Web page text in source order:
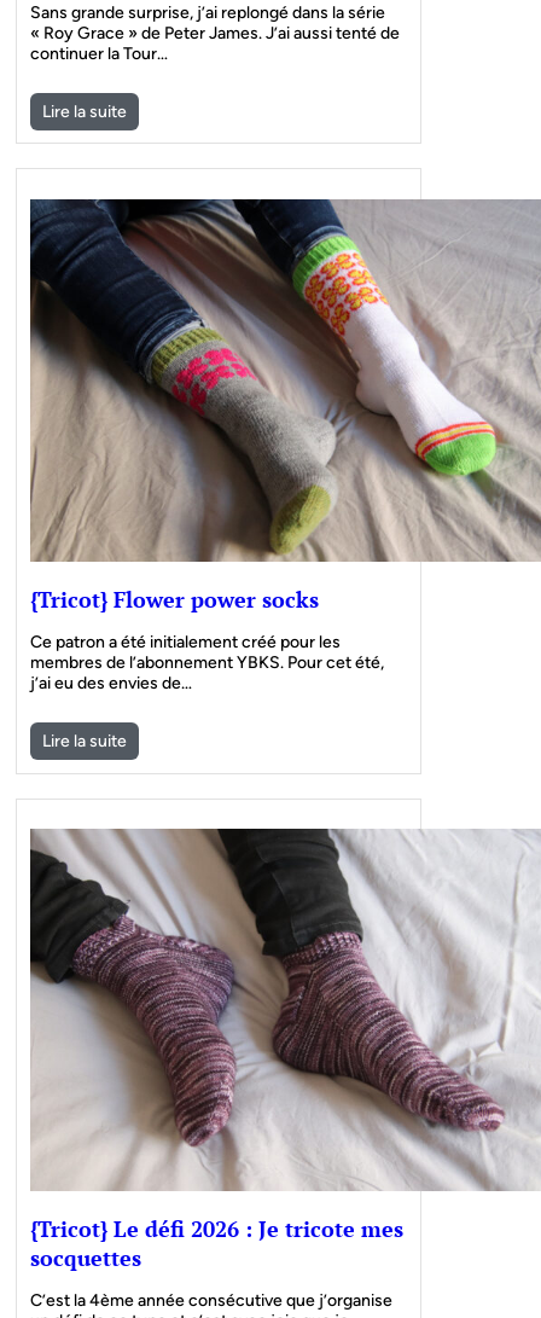
Sans grande surprise, j’ai replongé dans la série
« Roy Grace » de Peter James. J’ai aussi tenté de
continuer la Tour…
Lire la suite
{Tricot} Flower power socks
Ce patron a été initialement créé pour les
membres de l’abonnement YBKS. Pour cet été,
j’ai eu des envies de…
Lire la suite
{Tricot} Le défi 2026 : Je tricote mes
socquettes
C’est la 4ème année consécutive que j’organise